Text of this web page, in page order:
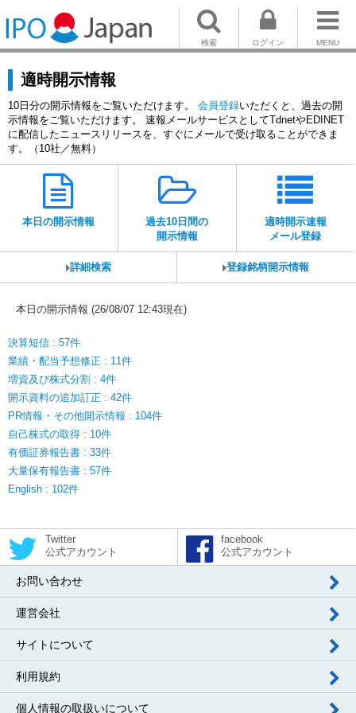
MENU
ログイン
検索
適時開示情報
10日分の開示情報をご覧いただけます。 会員登録いただくと、過去の開
示情報をご覧いただけます。 速報メールサービスとしてTdnetやEDINET
に配信したニュースリリースを、すぐにメールで受け取ることができま
す。（10社／無料）
本日の開示情報
過去10日間の
開示情報
適時開示速報
メール登録
詳細検索 登録銘柄開示情報
本日の開示情報 (26/08/07 12:43現在)
決算短信 : 57件
業績・配当予想修正 : 11件
増資及び株式分割 : 4件
開示資料の追加訂正 : 42件
PR情報・その他開示情報 : 104件
自己株式の取得 : 10件
有価証券報告書 : 33件
大量保有報告書 : 57件
English : 102件
Twitter
公式アカウント
facebook
公式アカウント
お問い合わせ
運営会社
サイトについて
利用規約
個人情報の取扱いについて